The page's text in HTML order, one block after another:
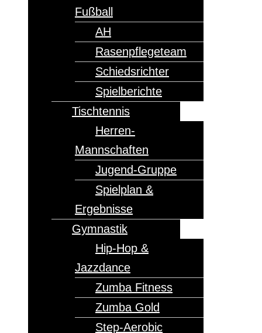
Fußball
AH
Rasenpflegeteam
Schiedsrichter
Spielberichte
Tischtennis
Herren-
Mannschaften
Jugend-Gruppe
Spielplan &
Ergebnisse
Gymnastik
Hip-Hop &
Jazzdance
Zumba Fitness
Zumba Gold
Step-Aerobic